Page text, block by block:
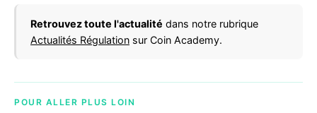
Retrouvez toute l'actualité dans notre rubrique
Actualités Régulation sur Coin Academy.
POUR ALLER PLUS LOIN